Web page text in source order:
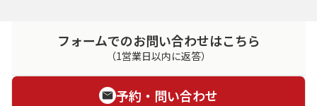
フォームでのお問い合わせはこちら
（1営業日以内に返答）
予約・問い合わせ